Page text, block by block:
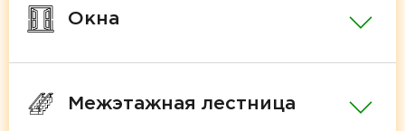
Окна
Межэтажная лестница